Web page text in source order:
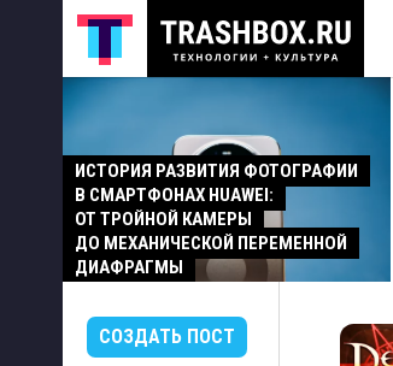
ИСТОРИЯ РАЗВИТИЯ ФОТОГРАФИИ
В СМАРТФОНАХ HUAWEI:
ОТ ТРОЙНОЙ КАМЕРЫ
ДО МЕХАНИЧЕСКОЙ ПЕРЕМЕННОЙ
ДИАФРАГМЫ
СОЗДАТЬ ПОСТ